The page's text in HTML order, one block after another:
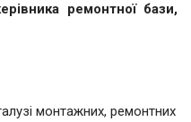
ремонтної бази,
монтажних, ремонтних